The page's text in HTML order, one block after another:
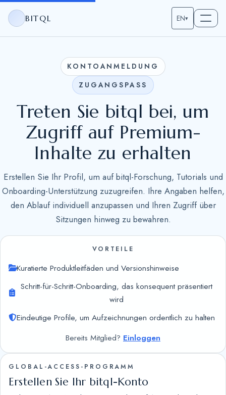
BITQL EN▾
KONTOANMELDUNG
ZUGANGSPASS
Treten Sie bitql bei, um
Zugriff auf Premium-
Inhalte zu erhalten
Erstellen Sie Ihr Profil, um auf bitql-Forschung, Tutorials und
Onboarding-Unterstützung zuzugreifen. Ihre Angaben helfen,
den Ablauf individuell anzupassen und Ihren Zugriff über
Sitzungen hinweg zu bewahren.
VORTEILE
Kuratierte Produktleitfäden und Versionshinweise
Schritt-für-Schritt-Onboarding, das konsequent präsentiert
wird
Eindeutige Profile, um Aufzeichnungen ordentlich zu halten
Bereits Mitglied? Einloggen
GLOBAL-ACCESS-PROGRAMM
Erstellen Sie Ihr bitql-Konto